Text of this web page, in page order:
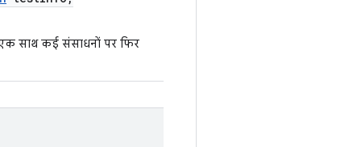
साथ कई संसाधनों पर फिर